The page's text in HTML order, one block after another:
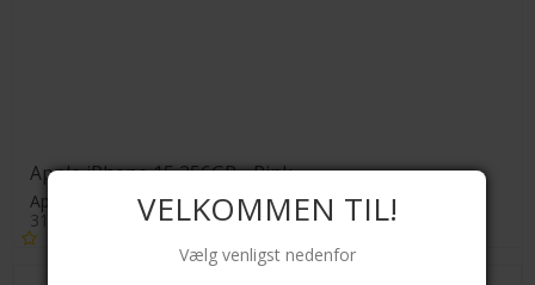
Apple iPhone 15 256GB - Pink
Apple
31047950417890VELKOMMEN TIL!
Vælg venligst nedenfor